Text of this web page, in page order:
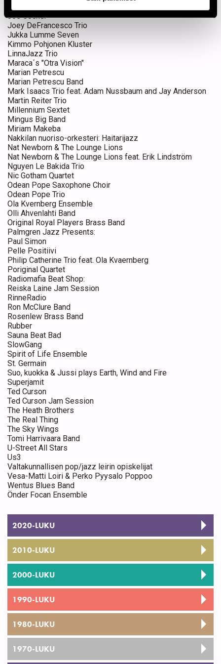
2020-LUKU
2010-LUKU
2000-LUKU
1990-LUKU
1980-LUKU
1970-LUKU
Jenny Robson & Timo Lehto duo
Joe Cocker
Joey DeFrancesco Trio
Jukka Lumme Seven
Kimmo Pohjonen Kluster
LinnaJazz Trio
Maraca´s "Otra Vision"
Marian Petrescu
Marian Petrescu Band
Mark Isaacs Trio feat. Adam Nussbaum and Jay Anderson
Martin Reiter Trio
Millennium Sextet
Mingus Big Band
Miriam Makeba
Nakkilan nuoriso-orkesteri: Haitarijazz
Nat Newborn & The Lounge Lions
Nat Newborn & The Lounge Lions feat. Erik Lindström
Nguyen Le Bakida Trio
Nic Gotham Quartet
Odean Pope Saxophone Choir
Odean Pope Trio
Ola Kvernberg Ensemble
Olli Ahvenlahti Band
Original Royal Players Brass Band
Palmgren Jazz Presents:
Paul Simon
Pelle Positiivi
Philip Catherine Trio feat. Ola Kvaernberg
Poriginal Quartet
Radiomafia Beat Shop:
Reiska Laine Jam Session
RinneRadio
Ron McClure Band
Rosenlew Brass Band
Rubber
Sauna Beat Bad
SlowGang
Spirit of Life Ensemble
St. Germain
Suo, kuokka & Jussi plays Earth, Wind and Fire
Superjamit
Ted Curson
Ted Curson Jam Session
The Heath Brothers
The Real Thing
The Sky Wings
Tomi Harrivaara Band
U-Street All Stars
Us3
Valtakunnallisen pop/jazz leirin opiskelijat
Vesa-Matti Loiri & Perko Pyysalo Poppoo
Wentus Blues Band
Önder Focan Ensemble